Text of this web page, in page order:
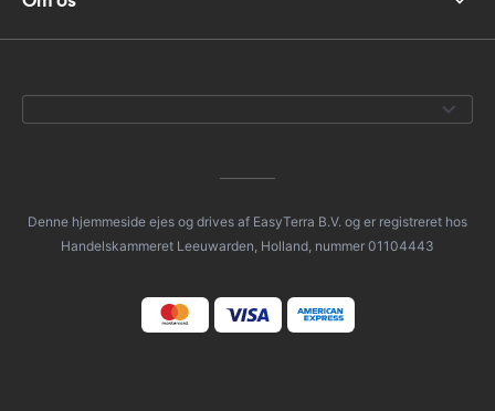
Denne hjemmeside ejes og drives af EasyTerra B.V. og er registreret hos
Handelskammeret Leeuwarden, Holland, nummer 01104443